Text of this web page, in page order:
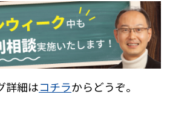
詳細はコチラからどうぞ。